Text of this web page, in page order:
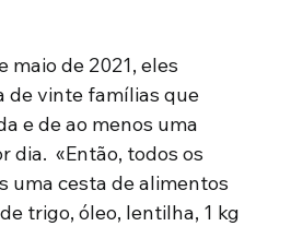
maio de 2021, eles
de vinte famílias que
e de ao menos uma
dia. «Então, todos os
uma cesta de alimentos
trigo, óleo, lentilha, 1 kg